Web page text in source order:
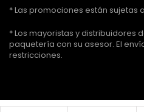
* Las promociones están sujetas
* Los mayoristas y distribuidores
paquetería con su asesor. El
restricciones.